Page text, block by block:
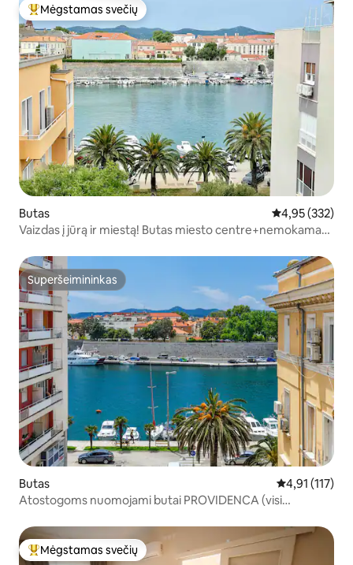
Svečių mėgstamiausias
Mėgstamas svečių
Butas Vidutinis
4,95 (332)
Vaizdas į jūrą ir miestą! Butas miesto centre+nemokama
Superšeimininkas
Superšeimininkas
Butas Vidutinis
4,91 (117)
Atostogoms nuomojami butai PROVIDENCA (visi
Svečių mėgstamiausias
Mėgstamas svečių